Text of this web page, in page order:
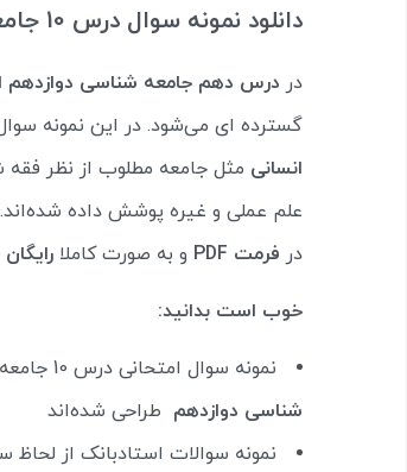
دانلود نمونه سوال درس 10 جامعه شناسی دوازدهم انسانی
در درس دهم جامعه شناسی دوازدهم
گسترده ای می‌شود. در این نمونه
انسانی مثل جامعه مطلوب از نظر فقه
علم عملی و غیره پوشش داده شده‌اند.
در فرمت PDF و به صورت کاملا رایگان
خوب است بدانید:
نمونه سوال امتحانی درس 10 جامعه شناسی دوازدهم انسانی با جواب مطابق با
شناسی دوازدهم طراحی شده‌اند
نمونه سوالات استادبانک از